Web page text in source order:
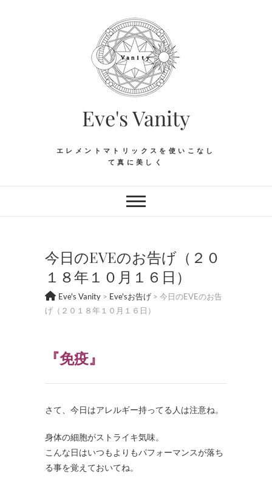
Eve's Vanity
エレメントマトリックスを使いこなし
て真に美しく
今日のEVEのお告げ（２０
１８年１０月１６日）
Eve's Vanity > Eve'sお告げ > 今日のEVEのお告
げ（２０１８年１０月１６日）
『免疫』
さて、今日はアレルギー持ってる人は注意ね。
身体の細胞がストライキ気味。
こんな日はいつもよりもパフォーマンスが落ち
る事を覚えておいてね。